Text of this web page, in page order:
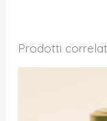
Prodotti